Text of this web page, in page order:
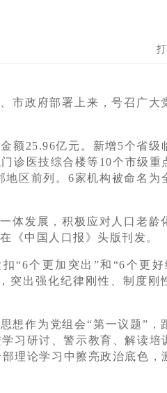
市政府部署上来，号召广大
额25.96亿元。新增5个省级
诊医技综合楼等10个市级重
区前列。6家机构被命名为
体发展，积极应对人口老龄
《中国人口报》头版刊发。
“6个更加突出”和“6个更好
突出强化纪律刚性、制度刚
想作为党组会“第一议题”，
习研讨、警示教育、解读培
理论学习中擦亮政治底色，